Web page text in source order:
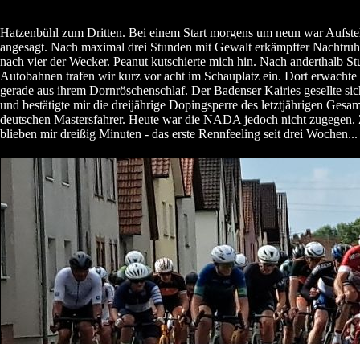
Hatzenbühl zum Dritten. Bei einem Start morgens um neun war
angesagt. Nach maximal drei Stunden mit Gewalt erkämpfter
nach vier der Wecker. Peanut kutschierte mich hin. Nach anderthalb
Autobahnen trafen wir kurz vor acht im Schauplatz ein. Dort
gerade aus ihrem Dornröschenschlaf. Der Badenser Kairies gesellte
und bestätigte mir die dreijährige Dopingsperre des letztjährigen
deutschen Mastersfahrer. Heute war die NADA jedoch nicht zugegen.
blieben mir dreißig Minuten - das erste Rennfeeling seit drei Wochen...